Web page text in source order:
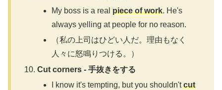
My boss is a realpiece of work. He's
always yelling at people for no reason.
（私の上司はひどい人だ。理由もなく
人々に怒鳴りつける。）
Cut corners - 手抜きをする
I know it's tempting, but you shouldn'tcut